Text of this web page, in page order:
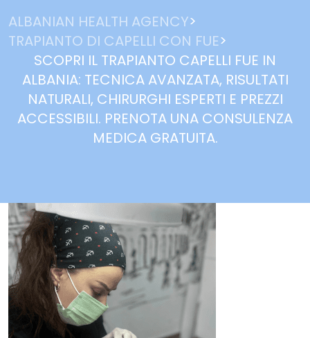
ALBANIAN HEALTH AGENCY>
TRAPIANTO DI CAPELLI CON FUE>
SCOPRI IL TRAPIANTO CAPELLI FUE IN
ALBANIA: TECNICA AVANZATA, RISULTATI
NATURALI, CHIRURGHI ESPERTI E PREZZI
ACCESSIBILI. PRENOTA UNA CONSULENZA
MEDICA GRATUITA.